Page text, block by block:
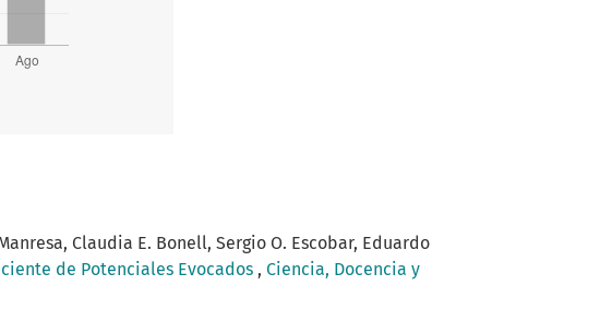
Claudia E. Bonell, Sergio O. Escobar, Eduardo
de Potenciales Evocados , Ciencia, Docencia y